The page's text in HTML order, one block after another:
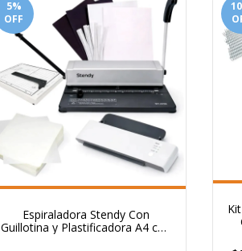
5%
OFF
Espiraladora Stendy Con
Guillotina y Plastificadora A4 con
10